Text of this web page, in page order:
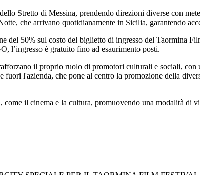
Stretto di Messina, prendendo direzioni diverse con
che arrivano quotidianamente in Sicilia, garantendo
50% sul costo del biglietto di ingresso del Taormina
l’ingresso è gratuito fino ad esaurimento posti.
il proprio ruolo di promotori culturali e sociali, con
l'azienda, che pone al centro la promozione della
il cinema e la cultura, promuovendo una modalità di